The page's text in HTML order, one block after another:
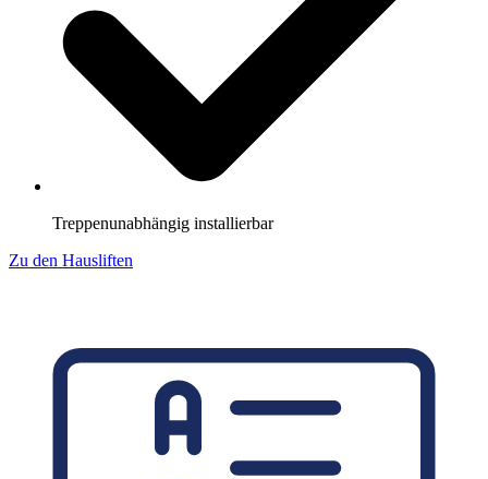
Treppenunabhängig installierbar
Zu den Hausliften